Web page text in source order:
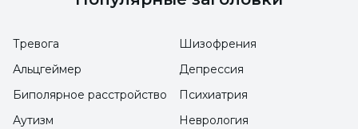
Опухание лимфатических узлов
Тревога
Альцгеймер
Биполярное расстройство
Аутизм
Шизофрения
Депрессия
Психиатрия
Неврология